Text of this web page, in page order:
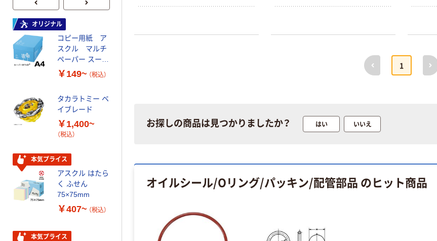
前へ
1
次へ
お探しの商品は見つかりましたか？ はい いいえ
オイルシール/Oリング/パッキン/配管部品 のヒット商品
オリジナル
コピー用紙 ア
スクル マルチ
ペーパー スーパ
ーホワイト+
￥149~ （税込）
タカラトミー ベ
イブレード
￥1,400~
（税込）
本気プライス
アスクル はたら
く ふせん
75×75mm
￥407~ （税込）
本気プライス
ゴミ袋 エコノミ
形 アルカリ乾
本気プライス
ティッシュペー
150組 5箱入 ア
スクル スマート
￥328~
アスクル はたら
トイレットペー
パー ダブル60
証
オリジナル
乾電池 単4
ルオリジナル
￥140~ （税込）
アスクル 「現場
テープ
￥358~ （税込）
オリジナル